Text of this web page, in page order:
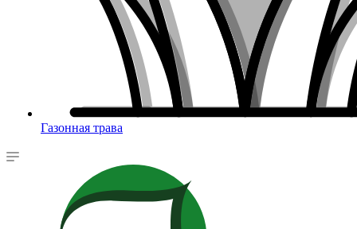
Газонная трава